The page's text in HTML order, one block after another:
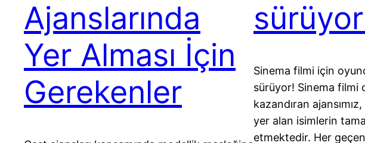
Ajanslarında
Yer Alması İçin
Gerekenler
Sinema filmi için
sürüyor! Sinema filmi
kazandıran
yer alan isimlerin
etmektedir. Her